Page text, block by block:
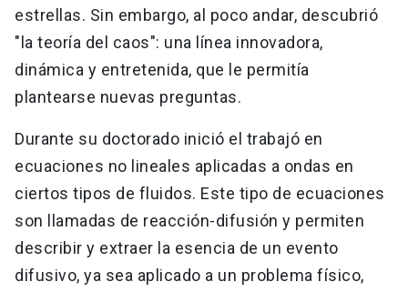
estrellas. Sin embargo, al poco andar, descubrió
"la teoría del caos": una línea innovadora,
dinámica y entretenida, que le permitía
plantearse nuevas preguntas.
Durante su doctorado inició el trabajó en
ecuaciones no lineales aplicadas a ondas en
ciertos tipos de fluidos. Este tipo de ecuaciones
son llamadas de reacción-difusión y permiten
describir y extraer la esencia de un evento
difusivo, ya sea aplicado a un problema físico,